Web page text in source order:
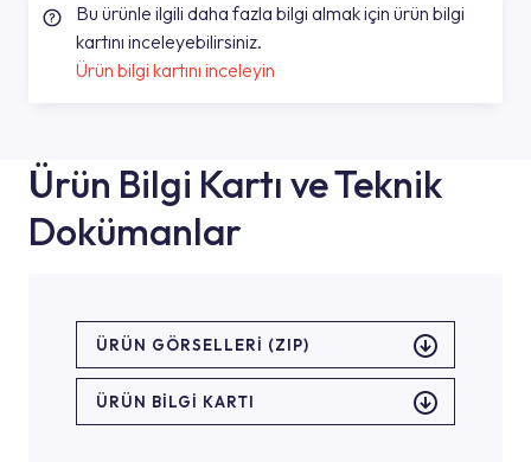
Bu ürünle ilgili daha fazla bilgi almak için ürün bilgi
kartını inceleyebilirsiniz.
Ürün bilgi kartını inceleyin
Ürün Bilgi Kartı ve Teknik
Dokümanlar
ÜRÜN GÖRSELLERI (ZIP)
ÜRÜN BILGI KARTI